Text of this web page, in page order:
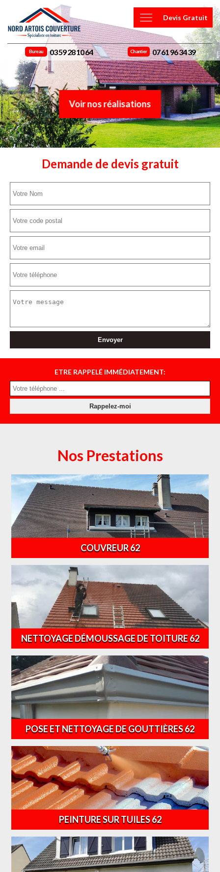
Devis Gratuit
Bureau 03 59 28 10 64 Chantier 07 61 96 34 39
Voir nos réalisations
Demande de devis gratuit
ETRE RAPPELÉ IMMÉDIATEMENT:
Nos Prestations
COUVREUR 62
NETTOYAGE DÉMOUSSAGE DE TOITURE 62
POSE ET NETTOYAGE DE GOUTTIÈRES 62
PEINTURE SUR TUILES 62